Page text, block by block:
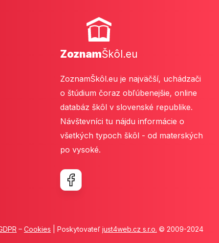
ZoznamŠkôl.eu
ZoznamŠkôl.eu je najväčší, uchádzači
o štúdium čoraz obľúbenejšie, online
databáz škôl v slovenské republike.
Návštevníci tu nájdu informácie o
všetkých typoch škôl - od materských
po vysoké.
– Cookies | Poskytovateľ just4web.cz s.r.o. © 2009-2024